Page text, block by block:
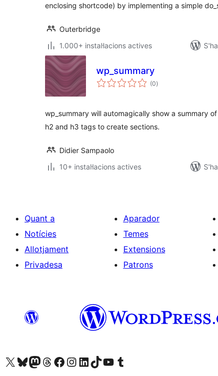
enclosing shortcode) by implementing a simple
Outerbridge
1.000+ instal·lacions actives
wp_summary
(0puntuacions
totals
)
wp_summary will automagically show a summary
h2 and h3 tags to create sections.
Didier Sampaolo
10+ instal·lacions actives
Quant a
Notícies
Allotjament
Privadesa
Aparador
Temes
Extensions
Patrons
Visiteu el nostre compte X (abans Twitter)
Visiteu el nostre compte de Bluesky
Visiteu el nostre compte al Mastodon
Visiteu el nostre compte de Threads
Visiteu la nostra pàgina al Facebook
Visiteu el nostre compte d'Instagram
Visiteu el nostre compte de LinkedIn
Visiteu el nostre compte de TikTok
Visiteu el nostre canal al YouTube
Visiteu el nostre compte de Tumblr